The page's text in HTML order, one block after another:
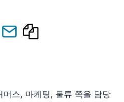
머스, 마케팅, 물류 쪽을 담당